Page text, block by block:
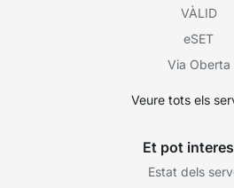
VÀLID
eSET
Via Oberta
Veure tots els
Et pot
Estat dels